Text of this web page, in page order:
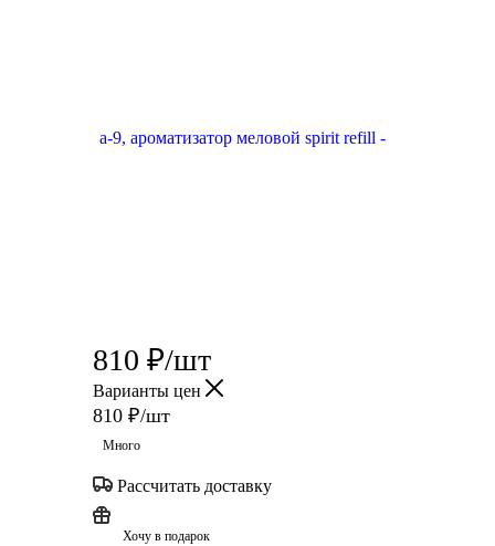
810 ₽/шт
Варианты цен
810 ₽/шт
Много
Рассчитать доставку
Хочу в подарок